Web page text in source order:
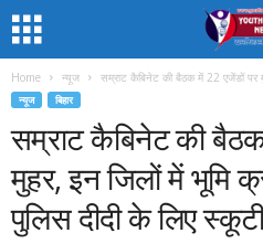
Home न्यूज सम्राट कैबिनेट की बैठक में 22 एजेंडों पर
न्यूज बिहार
सम्राट कैबिनेट की
मुहर, इन जिलों में भूमि
पुलिस दीदी के लिए